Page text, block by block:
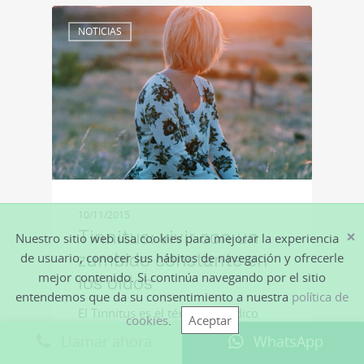
WhatsApp
NOTICIAS
10/11/2015
Tinnitus: vivir con un
zumbido constante en
los oídos
El Tinnitus es el término médico
para describir el hecho de percibir
ruidos en los oídos cuando no existe
×
Nuestro sitio web usa cookies para mejorar la experiencia
de usuario, conocer sus hábitos de navegación y ofrecerle
mejor contenido. Si continúa navegando por el sitio
entendemos que da su consentimiento a nuestra política de
cookies. Aceptar